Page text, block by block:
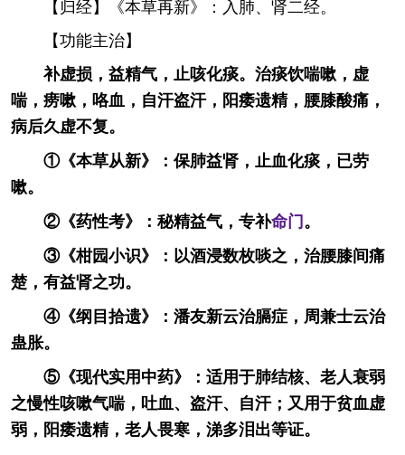
【归经】《本草再新》：入肺、肾二经。
【功能主治】
补虚损，益精气，止咳化痰。治痰饮喘嗽，虚
喘，痨嗽，咯血，自汗盗汗，阳痿遗精，腰膝酸痛，
病后久虚不复。
①《本草从新》：保肺益肾，止血化痰，已劳
嗽。
②《药性考》：秘精益气，专补命门。
③《柑园小识》：以酒浸数枚啖之，治腰膝间痛
楚，有益肾之功。
④《纲目拾遗》：潘友新云治膈症，周兼士云治
蛊胀。
⑤《现代实用中药》：适用于肺结核、老人衰弱
之慢性咳嗽气喘，吐血、盗汗、自汗；又用于贫血虚
弱，阳痿遗精，老人畏寒，涕多泪出等证。